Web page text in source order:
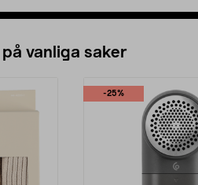
vanliga saker
-25%